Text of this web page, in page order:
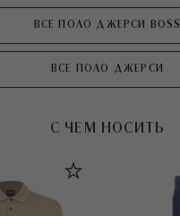
ВСЕ ПОЛО ДЖЕРСИ BOSS
ВСЕ ПОЛО ДЖЕРСИ
С ЧЕМ НОСИТЬ